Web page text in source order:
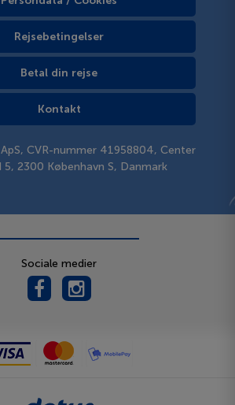
Rejsebetingelser
Betal din rejse
Kontakt
CVR-nummer 41958804, Center
5, 2300 København S, Danmark
Sociale medier